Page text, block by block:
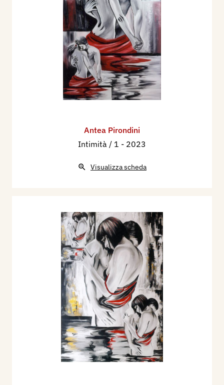
Antea Pirondini
Intimità / 1 - 2023
Visualizza scheda